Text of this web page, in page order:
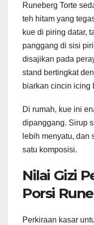
Runeberg Torte
teh hitam yang
kue di piring datar,
panggang di sisi
disajikan pada
stand bertingkat
biarkan cincin icing
Di rumah, kue ini
dipanggang. Sirup
lebih menyatu, dan
satu komposisi.
Nilai Gizi
Porsi
Perkiraan kasar